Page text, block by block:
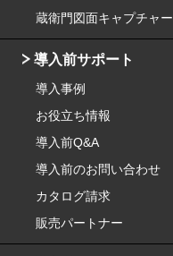
蔵衛門図面キャプチャー
導入前サポート
導入事例
お役立ち情報
導入前Q&A
導入前のお問い合わせ
カタログ請求
販売パートナー